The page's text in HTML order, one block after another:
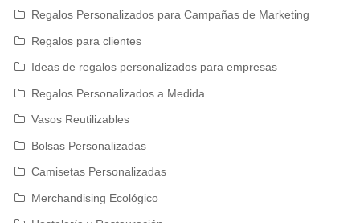
Regalos Personalizados para Campañas de Marketing
Regalos para clientes
Ideas de regalos personalizados para empresas
Regalos Personalizados a Medida
Vasos Reutilizables
Bolsas Personalizadas
Camisetas Personalizadas
Merchandising Ecológico